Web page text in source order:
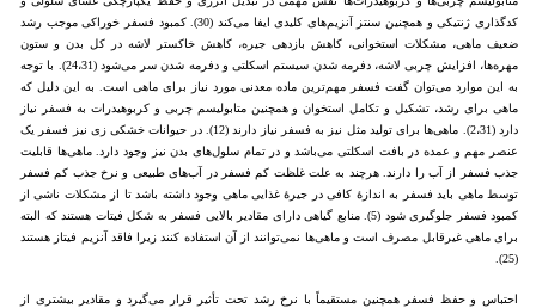
کدگذاری ژنتیکی و همچنین سنتز آنزیم‌های کلیدی ایفا می‌کند (30). کمبود فسفر خوراکی موجب رشد
ضعیف ماهی، مشکلات استخوانی، کاهش بازدهی جیره، کاهش خاکستر لاشه در کل بدن و ستون
مهره‌ها، افزایش چربی لاشه، دفرمه شدن سیستم اسکلتی و دفرمه شدن سر می‌شود (24،31). با توجه
به این موارد می‌توان گفت فسفر مهم‌ترین ماده معدنی مورد نیاز برای ماهی است. به این دلیل که
ماهی برای رشد، تشکیل و تکامل استخوان و همچنین متابولیسم چربی و کربوهیدرات به فسفر نیاز
دارد (2،31). ماهی‌ها برای تولید مثل نیز به فسفر نیاز دارند (12). در حیوانات خشکی زی نیز فسفر یک
عنصر مهم و عمده در بافت اسکلتی می‌باشد و در تمام سلول‌های بدن نیز وجود دارد. ماهی‌ها قابلیت
جذب فسفر از آب را دارند. هرچند به علت غلظت کم فسفر در آب‌های طبیعی و نرخ جذب کم فسفر
توسط ماهی باید فسفر به اندازۀ کافی در جیرۀ غذایی ماهی وجود داشته باشد تا از مشکلات ناشی از
کمبود فسفر جلوگیری شود (5). منابع گیاهی دارای مقادیر بالایی فسفر به شکل فیتات هستند که البته
برای ماهی غیرقابل مصرف است و ماهی‌ها نمی‌توانند از آن استفاده کنند زیرا فاقد آنزیم فیتاز هستند
(25).
احتباس و حفظ فسفر همچنین مستقیماً با نرخ رشد تحت تأثیر قرار می‌گیرد و مقادیر بیشتری از